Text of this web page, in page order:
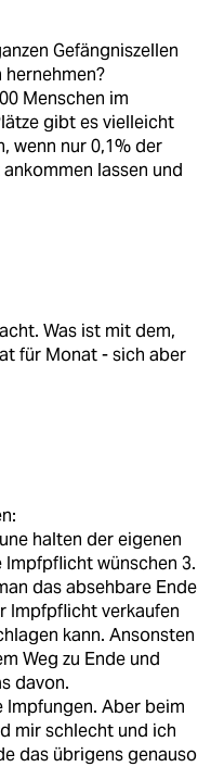
Gefängniszellen
Menschen im
gibt es vielleicht
wenn nur 0,1% der
lassen und
Was ist mit dem,
für Monat - sich aber
halten der eigenen
wünschen 3.
das absehbare Ende
Impfpflicht verkaufen
kann. Ansonsten
Weg zu Ende und
davon.
Aber beim
mir schlecht und ich
das übrigens genauso